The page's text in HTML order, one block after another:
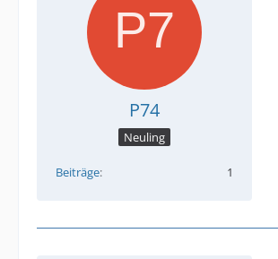
P74
Neuling
Beiträge 1